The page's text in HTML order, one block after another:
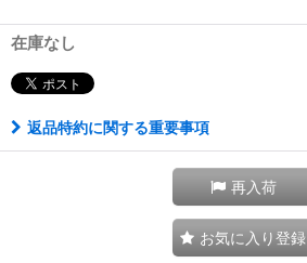
在庫なし
返品特約に関する重要事項
再入荷
お気に入り登録